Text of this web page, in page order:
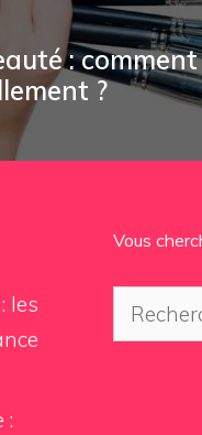
:
?
les
:
Vous